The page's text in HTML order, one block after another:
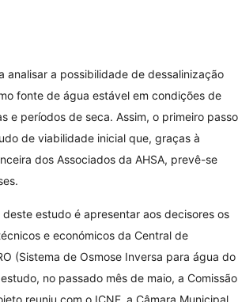
analisar a possibilidade de dessalinização
fonte de água estável em condições de
e períodos de seca. Assim, o primeiro passo
de viabilidade inicial que, graças à
dos Associados da AHSA, prevê-se
estudo é apresentar aos decisores os
e económicos da Central de
(Sistema de Osmose Inversa para água do
no passado mês de maio, a Comissão
reuniu com o ICNF, a Câmara Municipal